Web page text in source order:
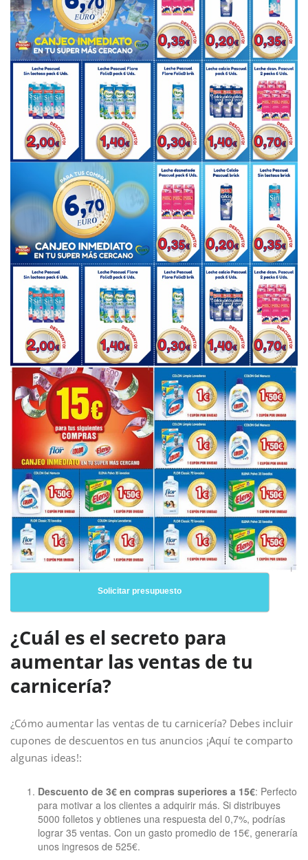
Solicitar presupuesto
¿Cuál es el secreto para
aumentar las ventas de tu
carnicería?
¿Cómo aumentar las ventas de tu carnicería? Debes incluir
cupones de descuentos en tus anuncios ¡Aquí te comparto
algunas ideas!:
Descuento de 3€ en compras superiores a 15€: Perfecto
para motivar a los clientes a adquirir más. Si distribuyes
5000 folletos y obtienes una respuesta del 0,7%, podrías
lograr 35 ventas. Con un gasto promedio de 15€, generaría
unos ingresos de 525€.